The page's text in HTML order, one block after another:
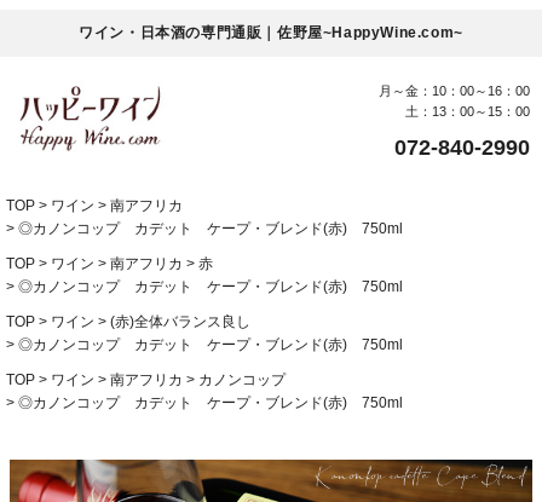
ワイン・日本酒の専門通販｜佐野屋~HappyWine.com~
月～金：10：00～16：00
土：13：00～15：00
072-840-2990
TOP ワイン
南アフリカ
◎カノンコップ カデット ケープ・ブレンド(赤) 750ml
TOP ワイン 南アフリカ
赤
◎カノンコップ カデット ケープ・ブレンド(赤) 750ml
TOP ワイン
(赤)全体バランス良し
◎カノンコップ カデット ケープ・ブレンド(赤) 750ml
TOP ワイン 南アフリカ
カノンコップ
◎カノンコップ カデット ケープ・ブレンド(赤) 750ml